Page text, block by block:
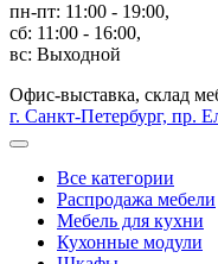
пн-пт: 11:00 - 19:00,
сб: 11:00 - 16:00,
вс: Выходной
Офис-выставка, склад
г. Санкт-Петербург, пр.
Все категории
Распродажа мебели
Мебель для кухни
Кухонные модули